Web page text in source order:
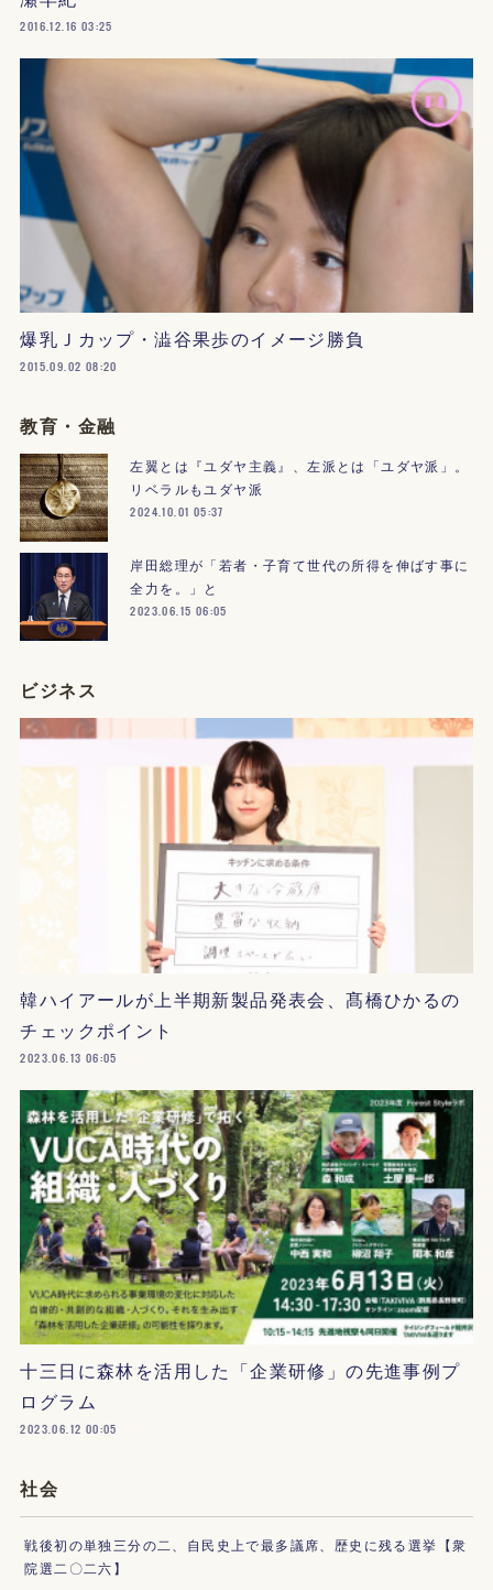
2016.12.16 03:25
爆乳Ｊカップ・澁谷果歩のイメージ勝負
2015.09.02 08:20
教育・金融
左翼とは『ユダヤ主義』、左派とは「ユダヤ派」。
リベラルもユダヤ派
2024.10.01 05:37
岸田総理が「若者・子育て世代の所得を伸ばす事に
全力を。」と
2023.06.15 06:05
ビジネス
韓ハイアールが上半期新製品発表会、髙橋ひかるの
チェックポイント
2023.06.13 06:05
十三日に森林を活用した「企業研修」の先進事例プ
ログラム
2023.06.12 00:05
社会
戦後初の単独三分の二、自民史上で最多議席、歴史に残る選挙【衆
院選二〇二六】